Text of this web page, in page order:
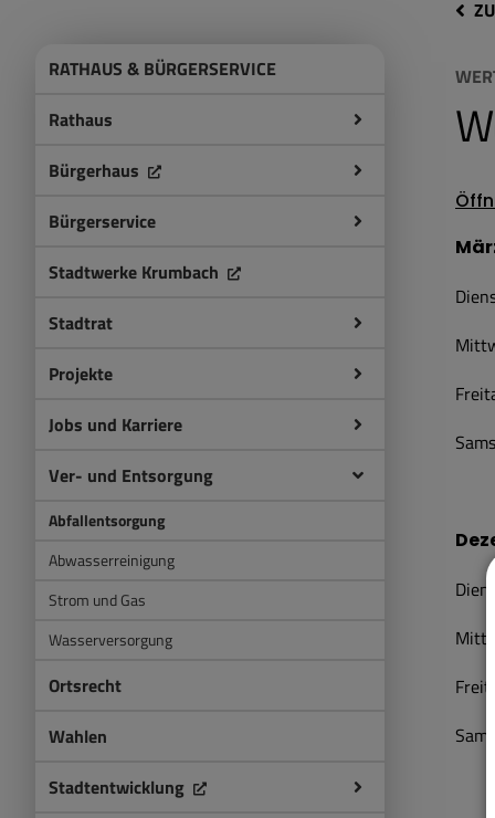
RATHAUS & BÜRGERSERVICE
Rathaus
Bürgerhaus
Bürgerservice
Stadtwerke Krumbach
Stadtrat
Projekte
Jobs und Karriere
Ver- und Entsorgung
Abfallentsorgung
Abwasserreinigung
Strom und Gas
Wasserversorgung
Ortsrecht
Wahlen
Stadtentwicklung